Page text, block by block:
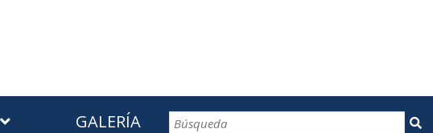
GALERÍA CONTACTOS